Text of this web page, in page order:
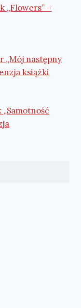
„Flowers” –
„Mój następny
książki